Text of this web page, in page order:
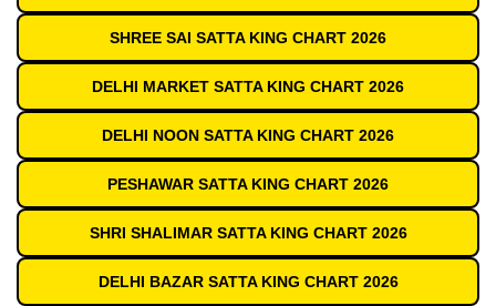
SHREE SAI SATTA KING CHART 2026
DELHI MARKET SATTA KING CHART 2026
DELHI NOON SATTA KING CHART 2026
PESHAWAR SATTA KING CHART 2026
SHRI SHALIMAR SATTA KING CHART 2026
DELHI BAZAR SATTA KING CHART 2026